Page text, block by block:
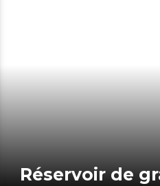
Réservoir de